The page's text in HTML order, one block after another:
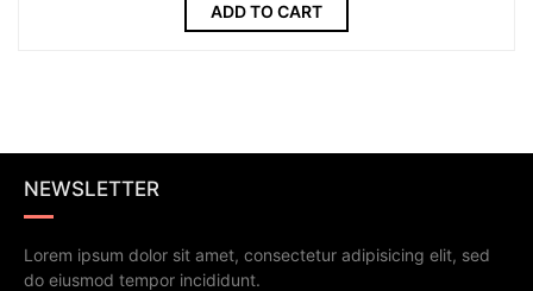
ADD TO CART
NEWSLETTER
Lorem ipsum dolor sit amet, consectetur adipisicing elit, sed
do eiusmod tempor incididunt.